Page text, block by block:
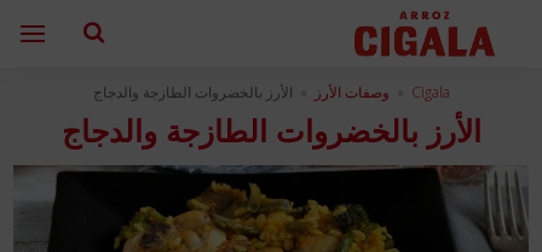
Cigala
» وصفات الأرز » الأرز بالخضروات الطازجة والدجاج
الأرز بالخضروات الطازجة والدجاج